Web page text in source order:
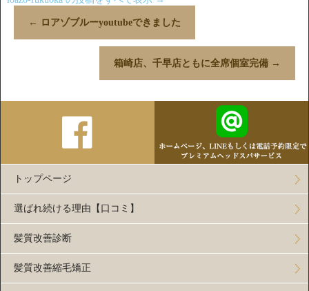
← ロアゾブルーyoutubeできました
箱崎店、千早店ともに全席個室完備 →
トップページ
選ばれ続ける理由【口コミ】
髪質改善診断
髪質改善縮毛矯正